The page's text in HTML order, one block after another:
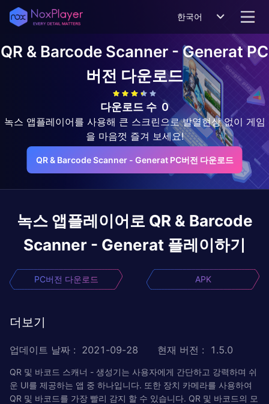
한국어
QR & Barcode Scanner - GeneratPC
버전 다운로드
다운로드 수 0
녹스 앱플레이어를 사용해 큰 스크린으로 발열현상 없이 게임
을 마음껏 즐겨 보세요!
QR & Barcode Scanner - Generat PC버전 다운로드
녹스 앱플레이어로 QR & Barcode
Scanner - Generat 플레이하기
PC버전 다운로드 APK
더보기
업데이트 날짜 : 2021-09-28 현재 버전 : 1.5.0
QR 및 바코드 스캐너 - 생성기는 사용자에게 간단하고 강력하며 쉬
운 UI를 제공하는 앱 중 하나입니다. 또한 장치 카메라를 사용하여
QR 및 바코드를 가장 빨리 감지 할 수 있습니다. QR 및 바코드의 모